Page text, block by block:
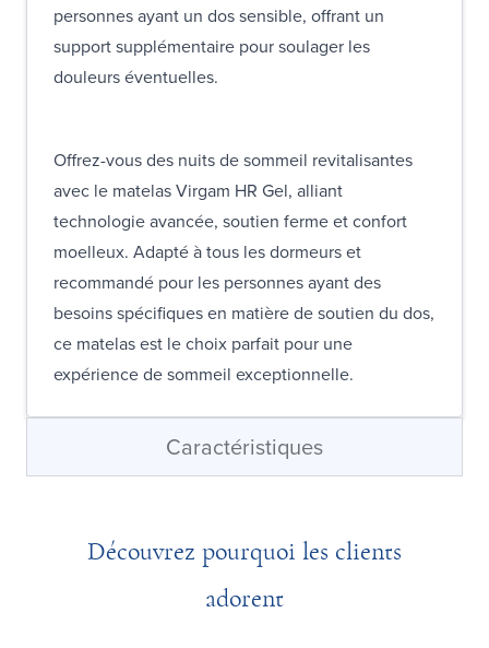
personnes ayant un dos sensible, offrant un
support supplémentaire pour soulager les
douleurs éventuelles.
Offrez-vous des nuits de sommeil revitalisantes
avec le matelas Virgam HR Gel, alliant
technologie avancée, soutien ferme et confort
moelleux. Adapté à tous les dormeurs et
recommandé pour les personnes ayant des
besoins spécifiques en matière de soutien du dos,
ce matelas est le choix parfait pour une
expérience de sommeil exceptionnelle.
Caractéristiques
Découvrez pourquoi les clients
adorent